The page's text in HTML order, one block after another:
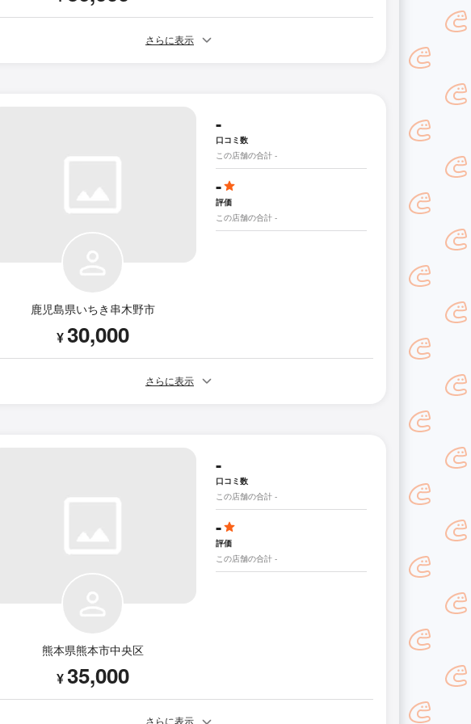
さらに表示
鹿児島県いちき串木野市
¥30,000
-
口コミ数
この店舗の合計 -
-
評価
この店舗の合計 -
さらに表示
熊本県熊本市中央区
¥35,000
-
口コミ数
この店舗の合計 -
-
評価
この店舗の合計 -